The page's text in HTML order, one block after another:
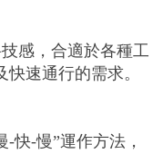
感，合適於各種工
速通行的需求。
快-慢”運作方法，